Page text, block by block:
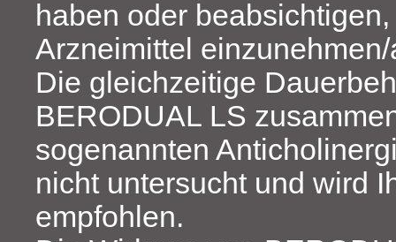
haben oder
Arzneimittel
Die gleichzeitige
BERODUAL LS
sogenannten
nicht untersucht und wird
empfohlen.